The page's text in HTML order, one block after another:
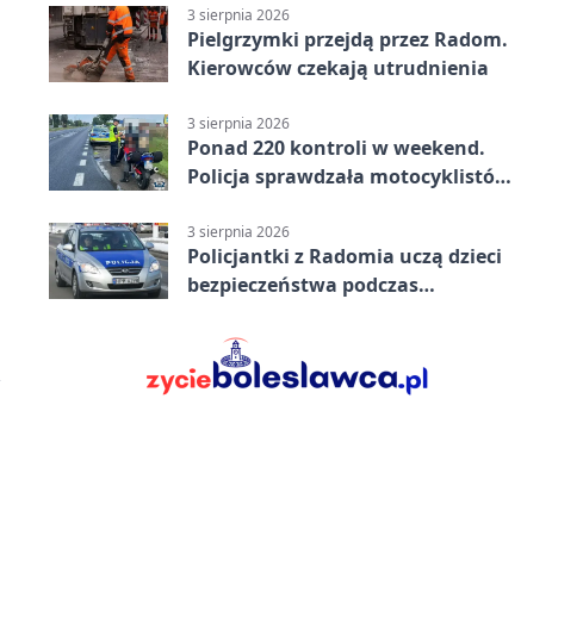
3 sierpnia 2026
Pielgrzymki przejdą przez Radom.
Kierowców czekają utrudnienia
3 sierpnia 2026
Ponad 220 kontroli w weekend.
Policja sprawdzała motocyklistów
3 sierpnia 2026
Policjantki z Radomia uczą dzieci
bezpieczeństwa podczas